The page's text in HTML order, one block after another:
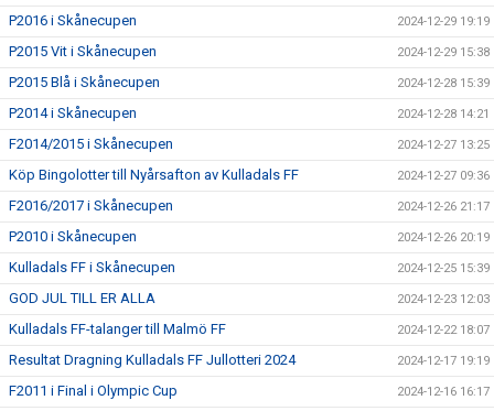
P2016 i Skånecupen 2024-12-29 19:19
P2015 Vit i Skånecupen 2024-12-29 15:38
P2015 Blå i Skånecupen 2024-12-28 15:39
P2014 i Skånecupen 2024-12-28 14:21
F2014/2015 i Skånecupen 2024-12-27 13:25
Köp Bingolotter till Nyårsafton av Kulladals FF 2024-12-27 09:36
F2016/2017 i Skånecupen 2024-12-26 21:17
P2010 i Skånecupen 2024-12-26 20:19
Kulladals FF i Skånecupen 2024-12-25 15:39
GOD JUL TILL ER ALLA 2024-12-23 12:03
Kulladals FF-talanger till Malmö FF 2024-12-22 18:07
Resultat Dragning Kulladals FF Jullotteri 2024 2024-12-17 19:19
F2011 i Final i Olympic Cup 2024-12-16 16:17